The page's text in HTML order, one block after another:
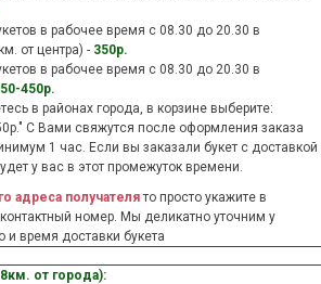
в рабочее время c 08.30 до 20.30 в
от центра) - 350р.
в рабочее время c 08.30 до 20.30 в
450р.
в районах города, в корзине выберите:
С Вами свяжутся после оформления заказа
1 час. Если вы заказали букет с доставкой
у вас в этот промежуток времени.
адреса получателя то просто укажите в
номер. Мы деликатно уточним у
и время доставки букета
от города):